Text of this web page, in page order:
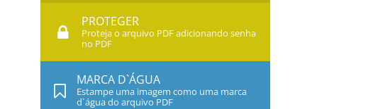
PROTEGER
Proteja o arquivo PDF adicionando senha
no PDF
MARCA D`ÁGUA
Estampe uma imagem como uma marca
d`água do arquivo PDF